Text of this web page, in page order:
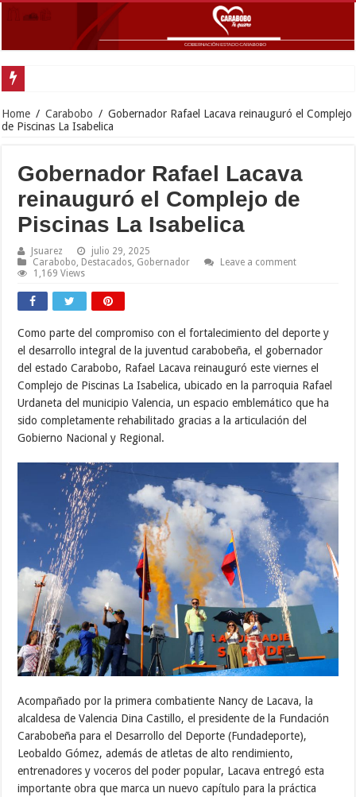
Home / Carabobo / Gobernador Rafael Lacava reinauguró el Complejo
de Piscinas La Isabelica
Gobernador Rafael Lacava
reinauguró el Complejo de
Piscinas La Isabelica
Jsuarez
julio 29, 2025
Carabobo Destacados Gobernador
Leave a comment
1,169 Views
Como parte del compromiso con el fortalecimiento del deporte y
el desarrollo integral de la juventud carabobeña, el gobernador
del estado Carabobo, Rafael Lacava reinauguró este viernes el
Complejo de Piscinas La Isabelica, ubicado en la parroquia Rafael
Urdaneta del municipio Valencia, un espacio emblemático que ha
sido completamente rehabilitado gracias a la articulación del
Gobierno Nacional y Regional.
Acompañado por la primera combatiente Nancy de Lacava, la
alcaldesa de Valencia Dina Castillo, el presidente de la Fundación
Carabobeña para el Desarrollo del Deporte (Fundadeporte),
Leobaldo Gómez, además de atletas de alto rendimiento,
entrenadores y voceros del poder popular, Lacava entregó esta
importante obra que marca un nuevo capítulo para la práctica